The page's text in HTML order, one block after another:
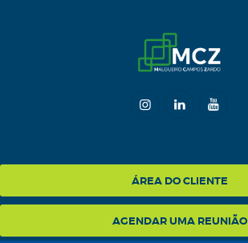
ÁREA DO CLIENTE
AGENDAR UMA REUNIÃO
NA MÍDIA
BLOG
CONTATO